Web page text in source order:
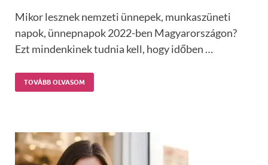
Mikor lesznek nemzeti ünnepek, munkaszüneti
napok, ünnepnapok 2022-ben Magyarországon?
Ezt mindenkinek tudnia kell, hogy időben …
TOVÁBB OLVASOM